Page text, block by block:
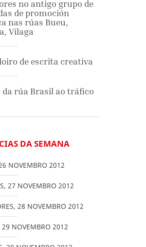
no antigo grupo de
de promoción
nas rúas Bueu,
Vilaga
de escrita creativa
da rúa Brasil ao tráfico
DA SEMANA
NOVEMBRO 2012
, 27 NOVEMBRO 2012
, 28 NOVEMBRO 2012
29 NOVEMBRO 2012